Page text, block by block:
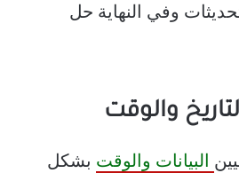
وفي النهاية حل
البيانات والوقت بشكل